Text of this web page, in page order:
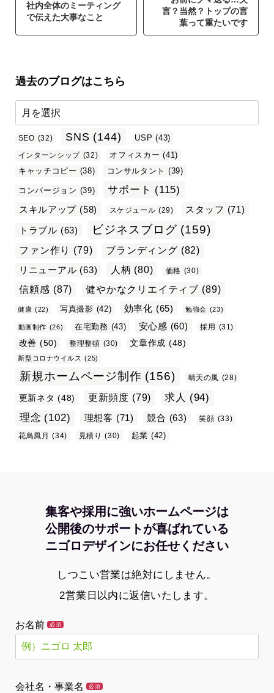
社内全体のミーティング
で伝えた大事なこと
言？当然？トップの言
葉って重たいです
過去のブログはこちら
SEO (32) SNS (144) USP (43)
インターンシップ (32) オフィスカー (41)
キャッチコピー (38) コンサルタント (39)
コンバージョン (39) サポート (115)
スキルアップ (58) スケジュール (29) スタッフ (71)
トラブル (63) ビジネスブログ (159)
ファン作り (79) ブランディング (82)
リニューアル (63) 人柄 (80) 価格 (30)
信頼感 (87) 健やかなクリエイティブ (89)
健康 (22) 写真撮影 (42) 効率化 (65) 勉強会 (23)
動画制作 (26) 在宅勤務 (43) 安心感 (60) 採用 (31)
改善 (50) 整理整頓 (30) 文章作成 (48)
新型コロナウイルス (25)
新規ホームページ制作 (156) 晴天の風 (28)
更新ネタ (48) 更新頻度 (79) 求人 (94)
理念 (102) 理想客 (71) 競合 (63) 笑顔 (33)
花鳥風月
(34) 見積り (30) 起業 (42)
集客や採用に強いホームページは
公開後のサポートが喜ばれている
ニゴロデザインにお任せください
しつこい営業は絶対にしません。
2営業日以内に返信いたします。
お名前 必須
会社名・事業名 必須